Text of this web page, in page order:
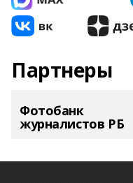
Партнеры
Фотобанк
журналистов РБ